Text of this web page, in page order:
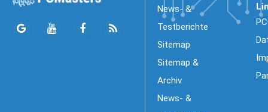
News- &
Testberichte
Sitemap
Sitemap &
Archiv
News- &